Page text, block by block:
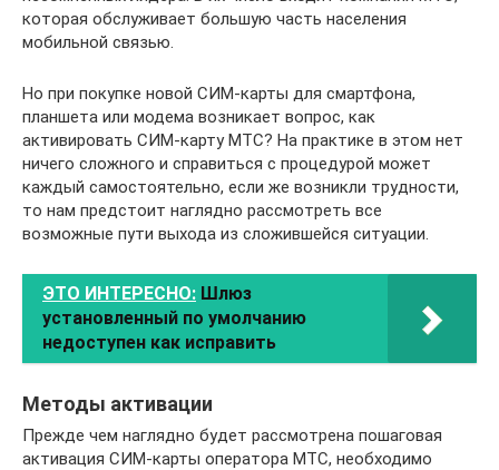
которая обслуживает большую часть населения
мобильной связью.
Но при покупке новой СИМ-карты для смартфона,
планшета или модема возникает вопрос, как
активировать СИМ-карту МТС? На практике в этом нет
ничего сложного и справиться с процедурой может
каждый самостоятельно, если же возникли трудности,
то нам предстоит наглядно рассмотреть все
возможные пути выхода из сложившейся ситуации.
ЭТО ИНТЕРЕСНО: Шлюз
установленный по умолчанию
недоступен как исправить
Методы активации
Прежде чем наглядно будет рассмотрена пошаговая
активация СИМ-карты оператора МТС, необходимо